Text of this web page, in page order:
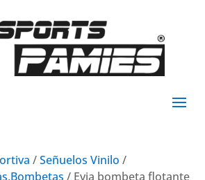
/Señuelos Vinilo /
/ Evia bombeta flotante